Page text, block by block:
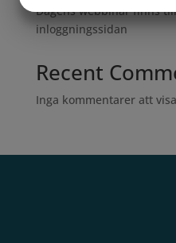
Dagens webbinar finns
inloggningssidan
Recent
Inga kommentarer att
MARKNADSFÖRING